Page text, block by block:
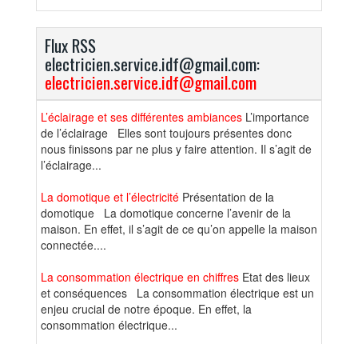
Flux RSS
electricien.service.idf@gmail.com:
electricien.service.idf@gmail.com
L’éclairage et ses différentes ambiances L’importance
de l’éclairage Elles sont toujours présentes donc
nous finissons par ne plus y faire attention. Il s’agit de
l’éclairage...
La domotique et l’électricité Présentation de la
domotique La domotique concerne l’avenir de la
maison. En effet, il s’agit de ce qu’on appelle la maison
connectée....
La consommation électrique en chiffres Etat des lieux
et conséquences La consommation électrique est un
enjeu crucial de notre époque. En effet, la
consommation électrique...